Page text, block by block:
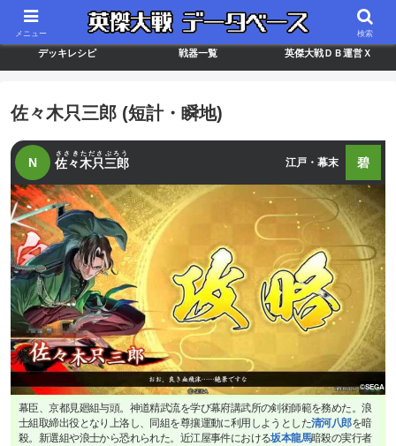
最新バージョン情報 武将ランキング カードリスト
デッキレシピ 戦器一覧 英傑大戦ＤＢ運営Ｘ
佐々木只三郎 (短計・瞬地)
N 佐々木只三郎
ささきたださぶろう
江戸・幕末 碧
幕臣、京都見廻組与頭。神道精武流を学び幕府講武所の剣術師範を務めた。浪
士組取締出役となり上洛し、同組を尊攘運動に利用しようとした清河八郎を暗
殺。新選組や浪士から恐れられた。近江屋事件における坂本龍馬暗殺の実行者
メニュー 検索